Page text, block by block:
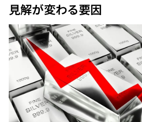
見解が変わる要因